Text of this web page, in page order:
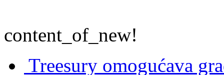
content_of_new!
Treesury omogućava